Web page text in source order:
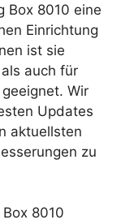
Box 8010 eine
Einrichtung
ist sie
auch für
Wir
Updates
aktuellsten
zu
8010